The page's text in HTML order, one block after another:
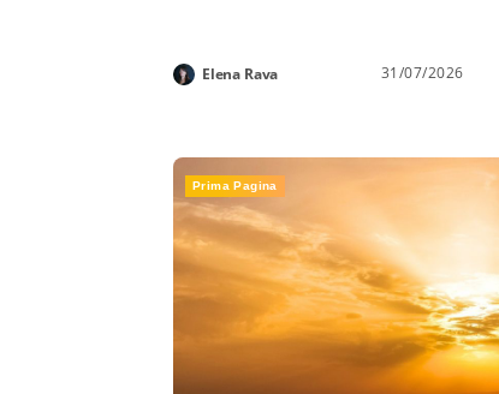
Elena Rava 31/07/2026
Prima Pagina